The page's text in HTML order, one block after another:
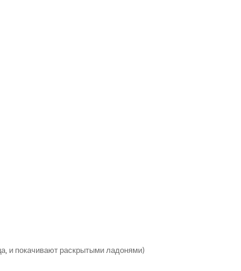
и покачивают раскрытыми ладонями)